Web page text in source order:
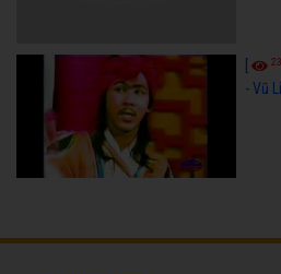
- Vũ